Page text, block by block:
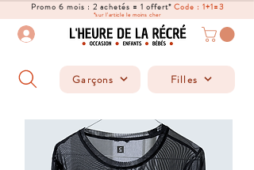
Promo 6 mois : 2 achetés = 1 offert*Code : 1+1=3
*sur l'article le moins cher
Garçons Filles